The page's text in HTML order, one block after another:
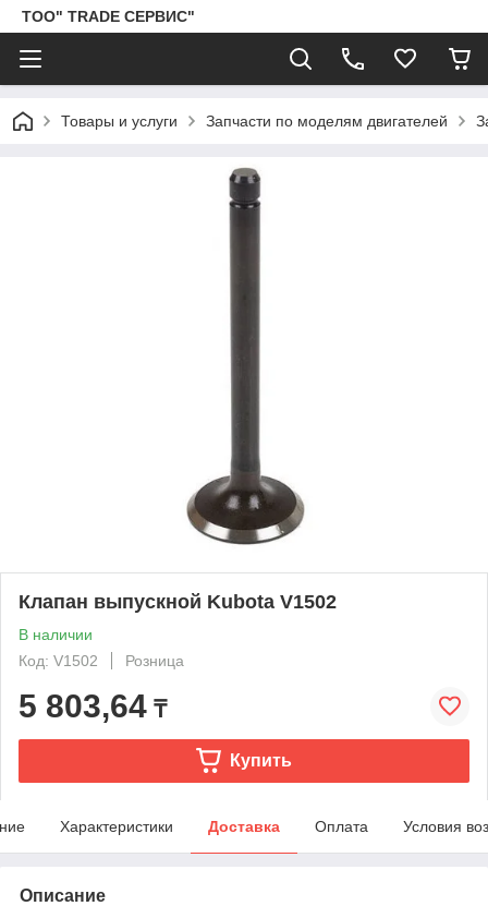
ТОО" TRADE СЕРВИС"
Товары и услуги Запчасти по моделям двигателей
Клапан выпускной Kubota V1502
В наличии
Код: V1502
Розница
5 803,64 ₸
Купить
Характеристики Доставка Оплата Условия
Описание